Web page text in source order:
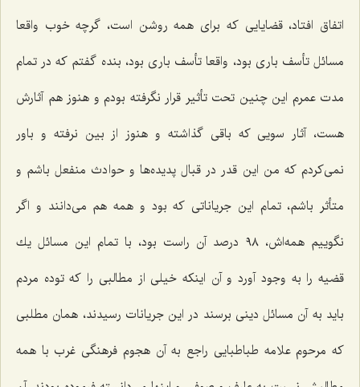
اتفاق افتاد، قضایایی كه برای همه روشن است، گرچه خوب واقعا
مسائل تأسف باری بود، واقعا تأسف باری بود، بنده گفتم كه در تمام
مدت عمرم این چنین تحت تأثیر قرار نگرفته بودم و هنوز هم آثارش
هست، آثار سویی كه باقی گذاشته و هنوز از بین نرفته و باور
نمی‌كردم كه من این قدر در قبال پدیده‌ها و حوادث منفعل باشم و
متأثر باشم، تمام این جریاناتی كه بود و همه هم می‌دانند و اگر
نگوییم همه‌اش، ٩٨ درصد آن راست بود، با تمام این مسائل یك
قضیه را به وجود آورد و آن اینكه خیلی از مطالبی را كه توده مردم
باید به آن مسائل دینی برسند در این جریانات رسیدند، همان مطلبی
كه مرحوم علامه طباطبایی راجع به آن هجوم فرهنگی غرب با همه